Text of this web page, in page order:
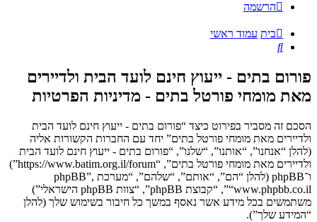
הרשמה
בית עמוד ראשי
חיפוש
פורום בתים - ייעוץ חינם לועד הבית ולדיירים
מאת מומחי פורטל בתים - מדיניות הפרטיות
הסכם זה מסביר בפירוט כיצד “פורום בתים - ייעוץ חינם לועד הבית
ולדיירים מאת מומחי פורטל בתים” יחד עם החברות הקשורות אליה
(להלן “אנחנו”, “אותנו”, “שלנו”, “פורום בתים - ייעוץ חינם לועד הבית
ולדיירים מאת מומחי פורטל בתים”, “https://www.batim.org.il/forum”)
ו־phpBB (להלן “הם”, “אותם”, “שלהם”, “מערכת phpBB”,
“www.phpbb.co.il”, “קבוצת phpBB”, “צוות phpBB הישראלי”)
משתמשים בכל מידע אשר נאסף במשך כל חיבור בשימוש שלך (להלן
“המידע שלך”).